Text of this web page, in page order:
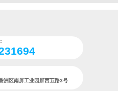
洲区南屏工业园屏西五路3号